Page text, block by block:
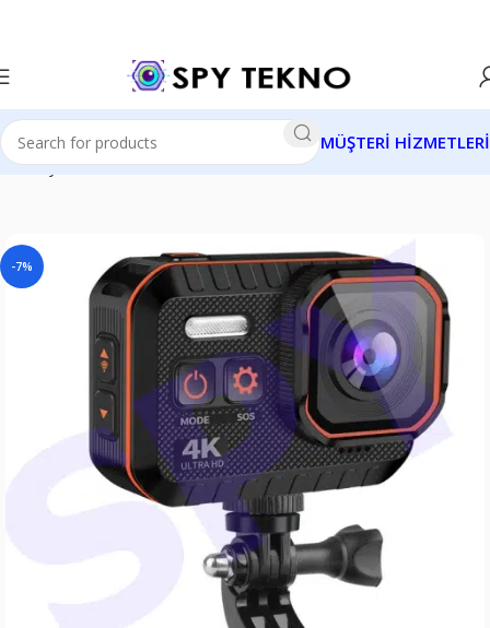
MÜŞTERİ HİZMETLERİ
Ana Sayfa Gizli Kameralar Aksesuar Gizli Kameralar
-7%